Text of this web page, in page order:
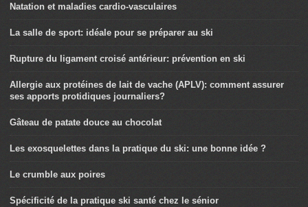
Natation et maladies cardio-vasculaires
La salle de sport: idéale pour se préparer au ski
Rupture du ligament croisé antérieur: prévention en ski
Allergie aux protéines de lait de vache (APLV): comment assurer
ses apports protidiques journaliers?
Gâteau de patate douce au chocolat
Les exosquelettes dans la pratique du ski: une bonne idée ?
Le crumble aux poires
Spécificité de la pratique ski santé chez le sénior